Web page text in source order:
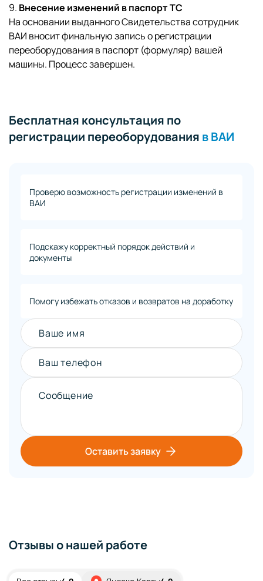
Внесение изменений в паспорт ТС
На основании выданного Свидетельства сотрудник
ВАИ вносит финальную запись о регистрации
переоборудования в паспорт (формуляр) вашей
машины. Процесс завершен.
Бесплатная консультация по
регистрации переоборудования в ВАИ
Проверю возможность регистрации изменений в
ВАИ
Подскажу корректный порядок действий и
документы
Помогу избежать отказов и возвратов на доработку
Ваше имя
Ваш телефон
Сообщение
Оставить заявку
Отзывы о нашей работе